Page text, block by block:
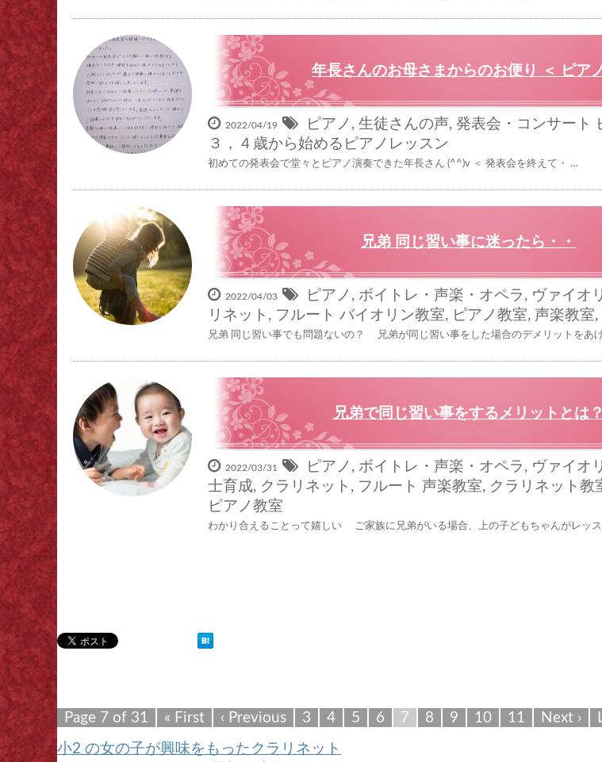
年長さんのお母さまからのお便り ＜ ピア
2022/04/19 ピアノ , 生徒さんの声, 発表会・コンサート
３，４歳から始めるピアノレッスン
初めての発表会で堂々とピアノ演奏できた年長さん (^^)v ＜ 発表会を終えて・ …
兄弟 同じ習い事に迷ったら・・
2022/04/03 ピアノ , ボイトレ・声楽・オペラ , ヴァイオ
リネット , フルート バイオリン教室, ピアノ教室, 声楽教室,
兄弟 同じ習い事でも問題ないの？ 兄弟が同じ習い事をした場合のデメリットをあ
兄弟で同じ習い事をするメリットとは？
2022/03/31 ピアノ , ボイトレ・声楽・オペラ , ヴァイオ
士育成, クラリネット , フルート 声楽教室, クラリネット教
ピアノ教室
わかり合えることって嬉しい ご家族に兄弟がいる場合、上の子どもちゃんがレッ
Page 7 of 31 « First ‹ Previous 3 4 5 6 7 8 9 10 11 Next ›
小2 の女の子が興味をもったクラリネット